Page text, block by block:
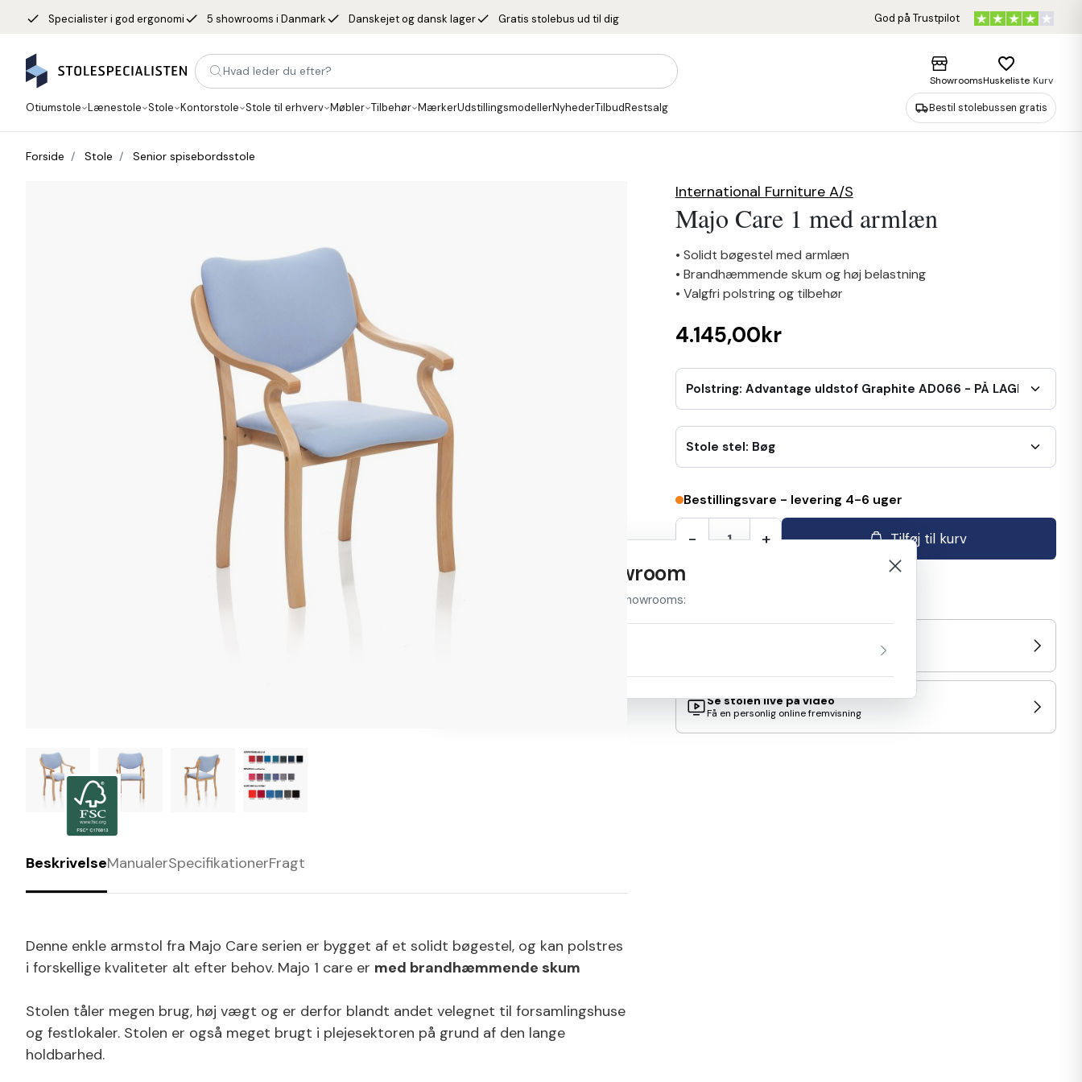
done Specialister i god ergonomidone 5 showrooms i Danmarkdone Danskejet og dansk lagerdone Gratis stolebus ud til dig God på Trustpilot
Hvad leder du efter?
ShowroomsHuskeliste
favorite_border
Kurv
Otiumstole Lænestole Stole Kontorstole Stole til erhverv Møbler Tilbehør Mærker Udstillingsmodeller Nyheder Tilbud Restsalg Bestil stolebussen gratis
Forside Stole Senior spisebordsstole
BeskrivelseManualerSpecifikationerFragt
Denne enkle armstol fra Majo Care serien er bygget af et solidt bøgestel, og kan polstres
i forskellige kvaliteter alt efter behov. Majo 1 care er med brandhæmmende skum
Stolen tåler megen brug, høj vægt og er derfor blandt andet velegnet til forsamlingshuse
og festlokaler. Stolen er også meget brugt i plejesektoren på grund af den lange
holdbarhed.
International Furniture A/S
Majo Care 1 med armlæn
• Solidt bøgestel med armlæn
• Brandhæmmende skum og høj belastning
• Valgfri polstring og tilbehør
4.145,00kr
Polstring: Advantage uldstof Graphite AD066 - PÅ LAGER
Stole stel: Bøg
Bestillingsvare - levering 4-6 uger
- + Tilføj til kurv
Se stolen i et showroom
Produktet er udstillet i disse showrooms:
Se stolen live på video
Få en personlig online fremvisning